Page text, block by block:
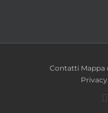
Contatti Mappa